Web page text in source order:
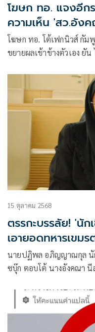
โฆษก ทอ. แจงอีก
ความเห็น 'สว.อัง
ไทย
โฆษก ทอ. โต้เฟกนิวส์ กัม
ขยายผลเข้าข้างตัวเอง ยั
51 ของกฎบัตรสหประชา
15 ตุลาคม 2568
ตรรกะบรรลัย! 'นักเขียน
เอายอดทหารเขม
ไทยที่ตายไม่ได้
นายปฏิพล อภิญญาณกุล นักเขียนชื่อดัง โ
ซบุ๊ก ตอบโต้ นางอังคณา นีละไพจิตร สมาชิ